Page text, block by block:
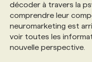
décoder à travers la
comprendre leur
neuromarketing est
voir toutes les
nouvelle perspective.